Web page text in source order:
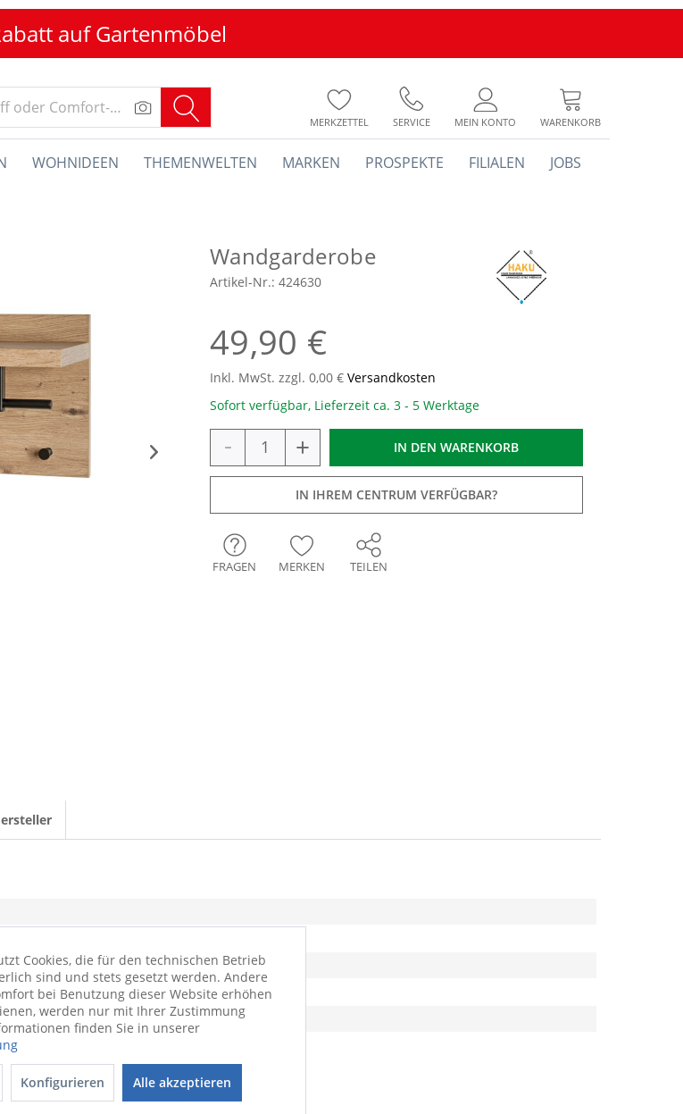
auf Gartenmöbel
MERKZETTEL SERVICE MEIN KONTO WARENKORB
WOHNIDEEN THEMENWELTEN MARKEN PROSPEKTE FILIALEN JOBS
Wandgarderobe
Artikel-Nr.: 424630
49,90 €
Inkl. MwSt. zzgl. 0,00 € Versandkosten
Sofort verfügbar, Lieferzeit ca. 3 - 5 Werktage
- + IN DEN WARENKORB
IN IHREM CENTRUM VERFÜGBAR?
FRAGEN MERKEN TEILEN
Cookies, die für den technischen Betrieb
sind und stets gesetzt werden. Andere
bei Benutzung dieser Website erhöhen
werden nur mit Ihrer Zustimmung
finden Sie in unserer
Konfigurieren Alle akzeptieren